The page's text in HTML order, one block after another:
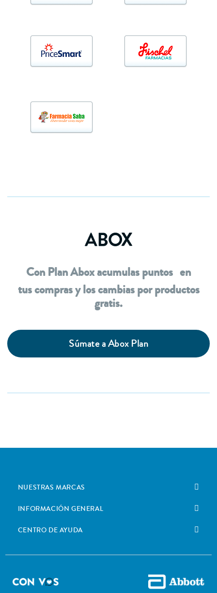
Con Plan Abox acumulas puntos en
tus compras y los cambias por productos
gratis.
Súmate a Abox Plan
NUESTRAS MARCAS
INFORMACIÓN GENERAL
CENTRO DE AYUDA